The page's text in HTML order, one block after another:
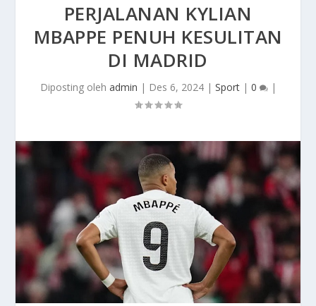
PERJALANAN KYLIAN
MBAPPE PENUH KESULITAN
DI MADRID
Diposting oleh admin | Des 6, 2024| Sport| 0 |